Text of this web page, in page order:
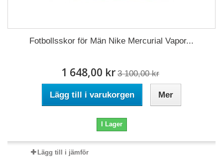
Fotbollsskor för Män Nike Mercurial Vapor...
1 648,00 kr 3 100,00 kr
Lägg till i varukorgen Mer
I Lager
Lägg till i jämför